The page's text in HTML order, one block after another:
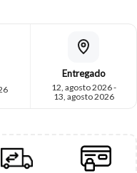
Entregado
12, agosto 2026 -
13, agosto 2026